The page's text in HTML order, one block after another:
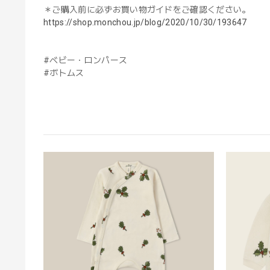
＊ご購入前に必ずお買い物ガイドをご確認ください。
https://shop.monchou.jp/blog/2020/10/30/193647
#ベビー・ロンパース
#ボトムス